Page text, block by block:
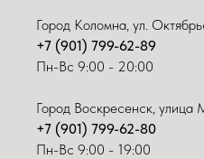
Город Коломна, ул.
+7 (901) 799-62-89
Пн-Вс 9:00 - 20:00
Город Воскресенск, улица
+7 (901) 799-62-80
Пн-Вс 9:00 - 19:00